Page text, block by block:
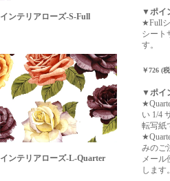
インテリアローズ-S-Full
▼ポイ
★Full
シート
す。
インテリアローズ-L-Quarter
￥726 (
▼ポイ
い 1/4
転写紙
みのご
メール
します